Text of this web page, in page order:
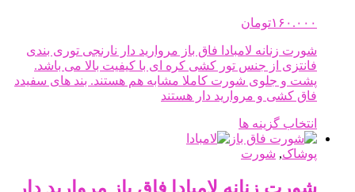
است
در
صفحه
محصول
شوند
۱۶۰.۰۰۰تومان
شورت زنانه لامبادا فاق باز مروارید دار نارنجی توری بندی
فانتزی از جنس تور کشی کره ای با کیفیت بالا می باشد.
پشت و جلوی شورت کاملا مشابه هم هستند. بند های سفیدد
فاق کشی و مروارید دار هستند
انتخاب گزینه ها
محصول
مختلفی
پوشاک, شورت